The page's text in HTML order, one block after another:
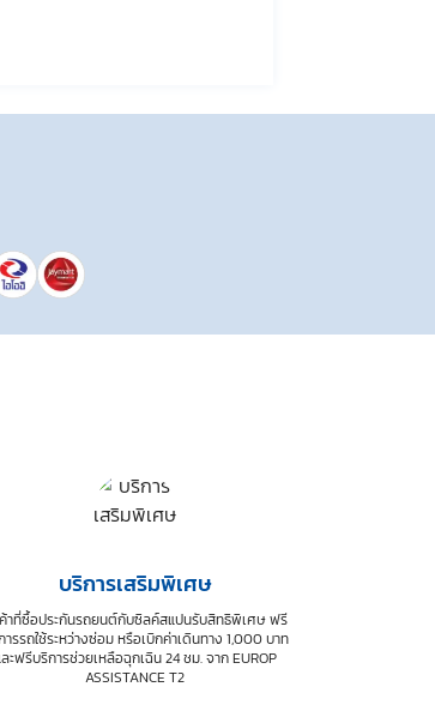
เปิดเผยข้อมูลส่วนบุคคล (“ประมวล
ความยินยอมนี้เสียเมื่อใดก็ได้ เว้นแต่
บริการเสริมพิเศษ
าที่ซื้อประกันรถยนต์กับซิลค์สแปนรับสิทธิพิเศษ ฟรี
ารรถใช้ระหว่างซ่อม หรือเบิกค่าเดินทาง 1,000 บาท
ะฟรีบริการช่วยเหลือฉุกเฉิน 24 ชม. จาก EUROP
ASSISTANCE T2